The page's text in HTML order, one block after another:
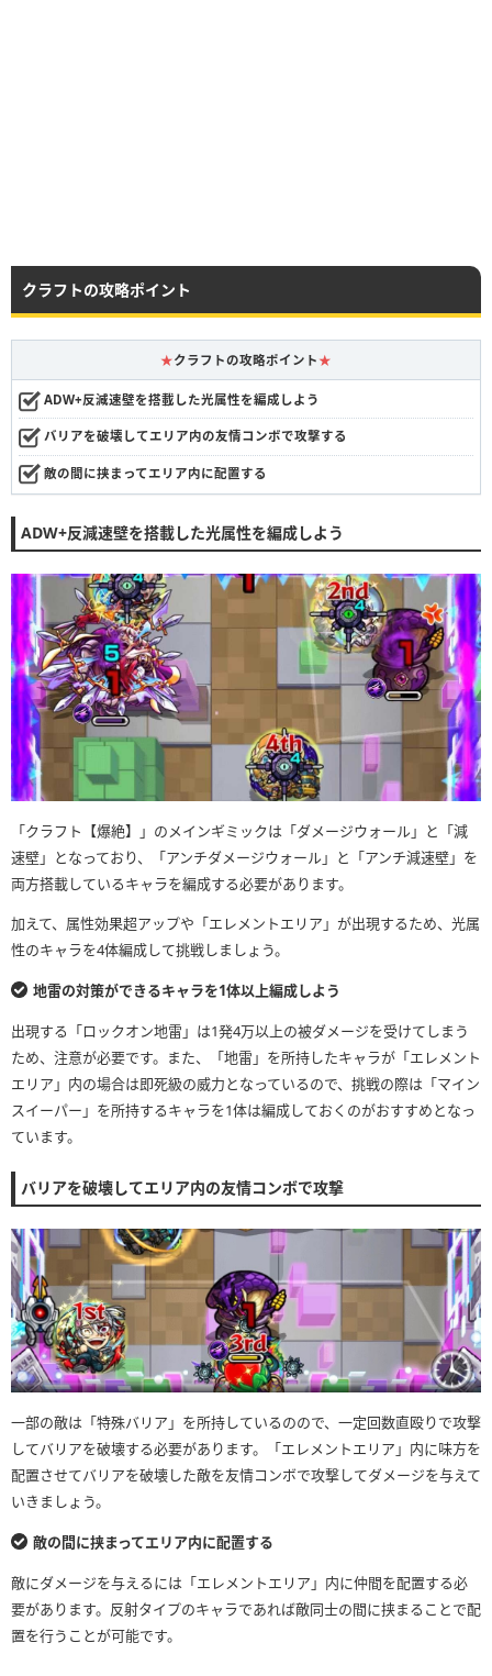
クラフトの攻略ポイント
★クラフトの攻略ポイント ★
ADW+反減速壁を搭載した光属性を編成しよう
バリアを破壊してエリア内の友情コンボで攻撃する
敵の間に挟まってエリア内に配置する
ADW+反減速壁を搭載した光属性を編成しよう
「クラフト【爆絶】」のメインギミックは「ダメージウォール」と「減
速壁」となっており、「アンチダメージウォール」と「アンチ減速壁」を
両方搭載しているキャラを編成する必要があります。
加えて、属性効果超アップや「エレメントエリア」が出現するため、光属
性のキャラを4体編成して挑戦しましょう。
地雷の対策ができるキャラを1体以上編成しよう
出現する「ロックオン地雷」は1発4万以上の被ダメージを受けてしまう
ため、注意が必要です。また、「地雷」を所持したキャラが「エレメント
エリア」内の場合は即死級の威力となっているので、挑戦の際は「マイン
スイーパー」を所持するキャラを1体は編成しておくのがおすすめとなっ
ています。
バリアを破壊してエリア内の友情コンボで攻撃
一部の敵は「特殊バリア」を所持しているのので、一定回数直殴りで攻撃
してバリアを破壊する必要があります。「エレメントエリア」内に味方を
配置させてバリアを破壊した敵を友情コンボで攻撃してダメージを与えて
いきましょう。
敵の間に挟まってエリア内に配置する
敵にダメージを与えるには「エレメントエリア」内に仲間を配置する必
要があります。反射タイプのキャラであれば敵同士の間に挟まることで配
置を行うことが可能です。